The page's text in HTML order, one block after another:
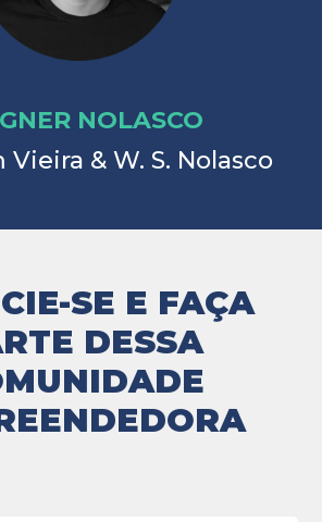
NOLASCO
Vieira & W. S. Nolasco
SE E FAÇA
DESSA